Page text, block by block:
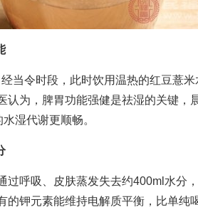
令时段，此时饮用温热的红豆薏米
认为，脾胃功能强健是祛湿的关键，
湿代谢更顺畅。
呼吸、皮肤蒸发失去约400ml水分
的钾元素能维持电解质平衡，比单纯